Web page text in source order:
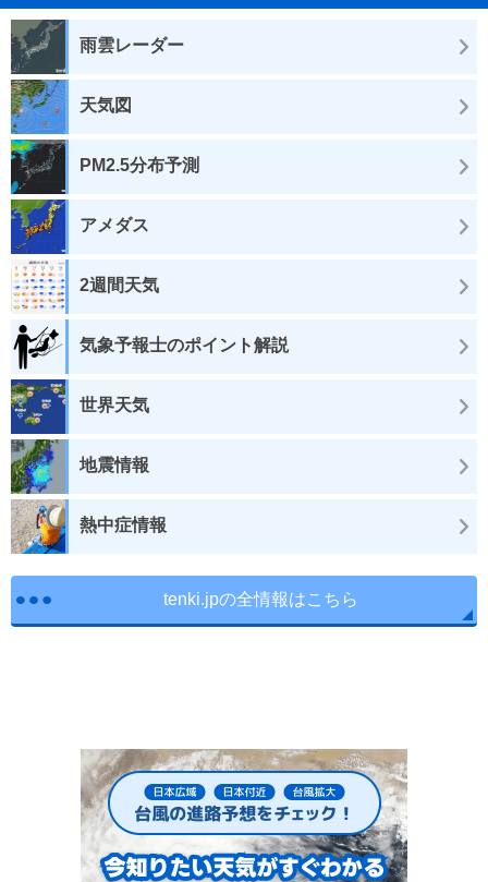
雨雲レーダー
天気図
PM2.5分布予測
アメダス
2週間天気
気象予報士のポイント解説
世界天気
地震情報
熱中症情報
tenki.jpの全情報はこちら